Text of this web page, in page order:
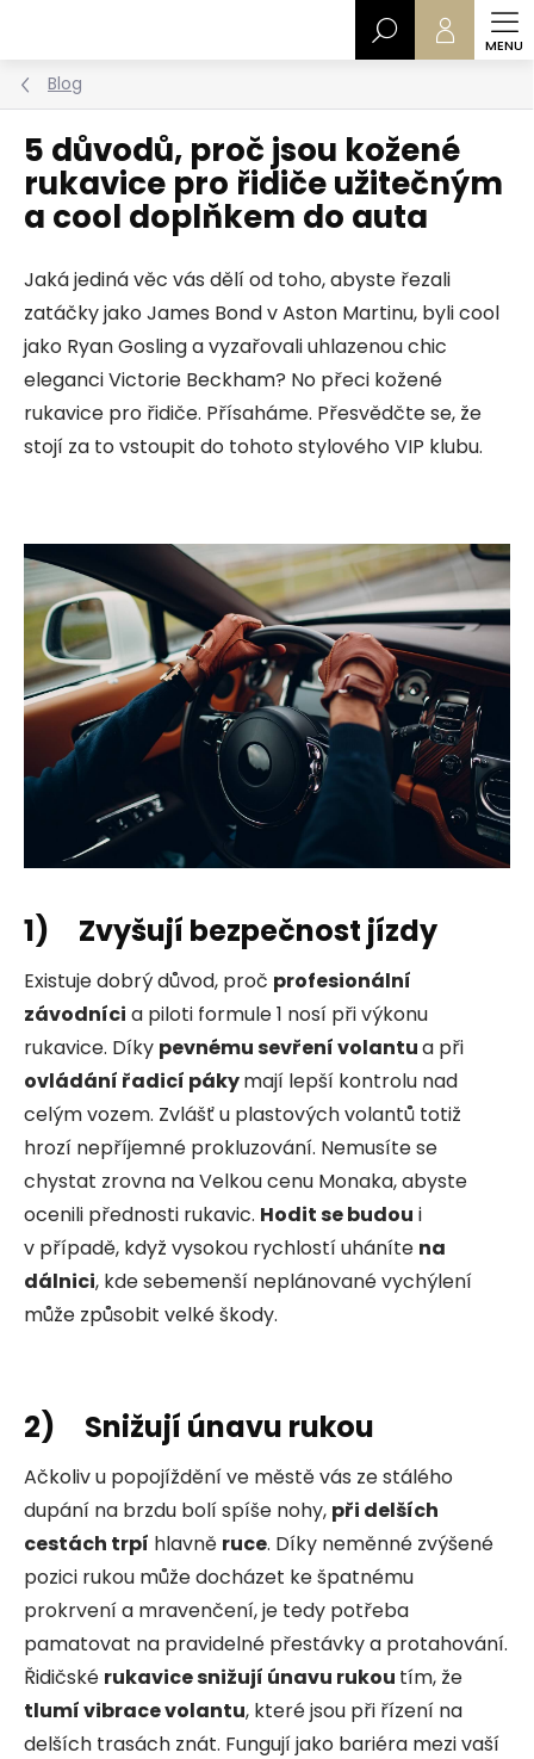
Hledat
Blog
5 důvodů, proč jsou kožené
rukavice pro řidiče užitečným
a cool doplňkem do auta
Jaká jediná věc vás dělí od toho, abyste řezali
zatáčky jako James Bond v Aston Martinu, byli cool
jako Ryan Gosling a vyzařovali uhlazenou chic
eleganci Victorie Beckham? No přeci kožené
rukavice pro řidiče. Přísaháme. Přesvědčte se, že
stojí za to vstoupit do tohoto stylového VIP klubu.
1) Zvyšují bezpečnost jízdy
Existuje dobrý důvod, proč profesionální
závodníci a piloti formule 1 nosí při výkonu
rukavice. Díky pevnému sevření volantua při
ovládání řadicí pákymají lepší kontrolu nad
celým vozem. Zvlášť u plastových volantů totiž
hrozí nepříjemné prokluzování. Nemusíte se
chystat zrovna na Velkou cenu Monaka, abyste
ocenili přednosti rukavic. Hodit se budou i
v případě, když vysokou rychlostí uháníte na
dálnici, kde sebemenší neplánované vychýlení
může způsobit velké škody.
2) Snižují únavu rukou
Ačkoliv u popojíždění ve městě vás ze stálého
dupání na brzdu bolí spíše nohy, při delších
cestách trpí hlavně ruce. Díky neměnné zvýšené
pozici rukou může docházet ke špatnému
prokrvení a mravenčení, je tedy potřeba
pamatovat na pravidelné přestávky a protahování.
Řidičské rukavice snižují únavu rukou tím, že
tlumí vibrace volantu, které jsou při řízení na
delších trasách znát. Fungují jako bariéra mezi vaší